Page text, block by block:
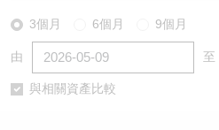
3個月 6個月 9個月
由 至
與相關資產比較
認股證/牛熊證日誌
牛熊證到期結算價查詢
中資ETFs溢價比較